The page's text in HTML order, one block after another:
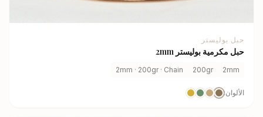
حبل بوليستر
حبل مكرمية بوليستر 2mm
2mm
200gr
2mm · 200gr · Chain
الألوان: